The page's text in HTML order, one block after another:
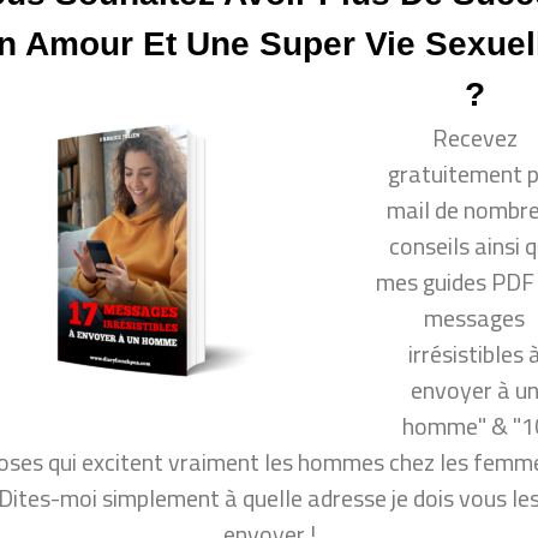
savoir si il est fou amoureux de vous ?,Il
savoir s’il craque pour moi ?,comment savoir
amoureux,Comment savoir si un
MEC AMOUREUX,Comment savoir si l’autre est
AMOUREUX,Comment savoir si il est accro,mec
un homme
homme ?
avec vous)
plus de succès en amour
vie sexuelle ?
Amour Et Une Super Vie
?
Recevez
gratuitement
mail de
conseils ainsi
mes guides
messages
irrésistibles
envoyer à un
homme" &
qui excitent vraiment les hommes chez les
Dites-moi simplement à quelle adresse je dois vous